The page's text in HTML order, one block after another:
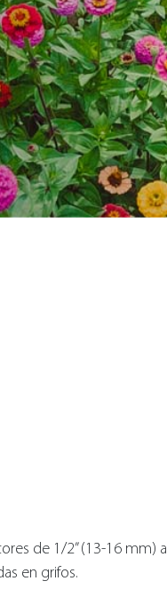
de 1/2” (13-16 mm) a
en grifos.